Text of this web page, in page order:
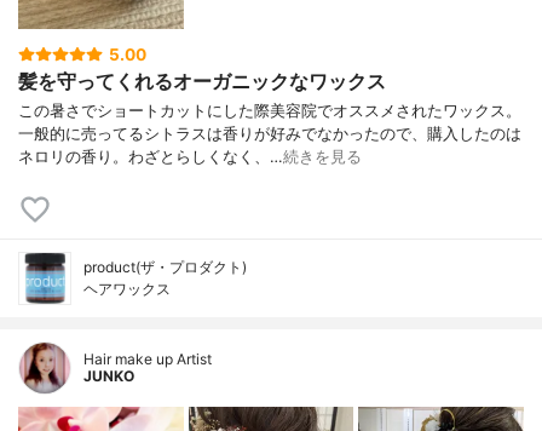
5.00
髪を守ってくれるオーガニックなワックス
この暑さでショートカットにした際美容院でオススメされたワックス。
一般的に売ってるシトラスは香りが好みでなかったので、購入したのは
ネロリの香り。わざとらしくなく、…続きを見る
product(ザ・プロダクト)
ヘアワックス
Hair make up Artist
JUNKO